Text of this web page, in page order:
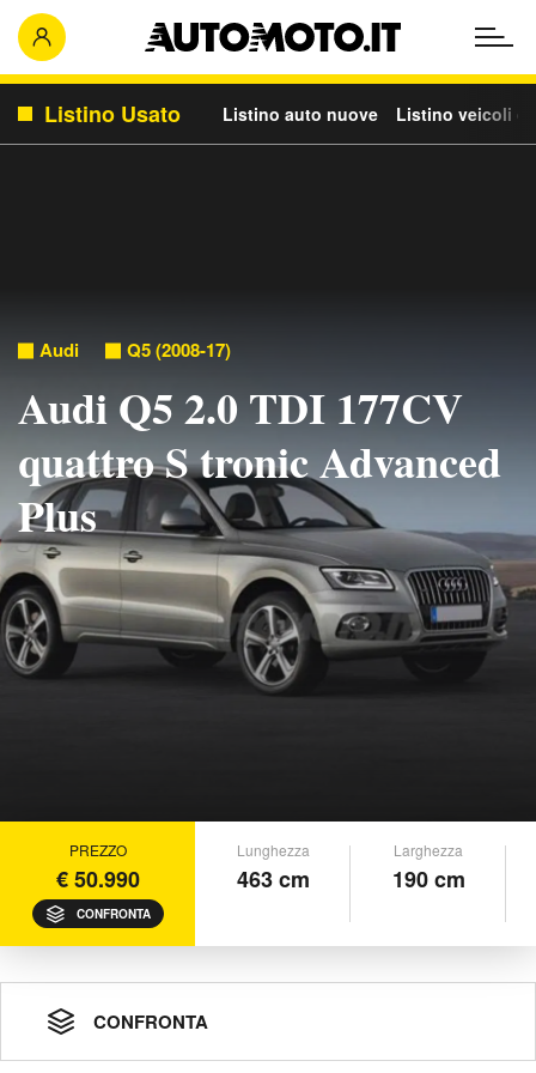
Listino Usato Listino auto nuove Listino veicoli
Audi Q5 (2008-17)
Audi Q5 2.0 TDI 177CV
quattro S tronic Advanced
Plus
PREZZO
€ 50.990
CONFRONTA
Lunghezza
463 cm
Larghezza
190 cm
CONFRONTA